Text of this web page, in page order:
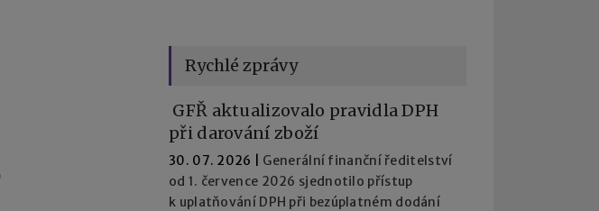
Rychlé zprávy
GFŘ aktualizovalo pravidla DPH
při darování zboží
30. 07. 2026
Generální finanční ředitelství
od 1. července 2026 sjednotilo přístup
k uplatňování DPH při bezúplatném dodání